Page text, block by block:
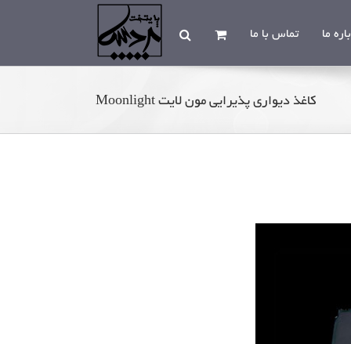
ما تماس با ما
کاغذ دیواری پذیرایی مون لایت Moonlight